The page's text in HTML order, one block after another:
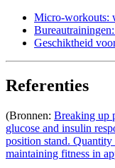
Micro-workouts:
Geschiktheid
Referenties
(Bronnen: Breaking up
glucose and insulin
position stand.
maintaining fitness in